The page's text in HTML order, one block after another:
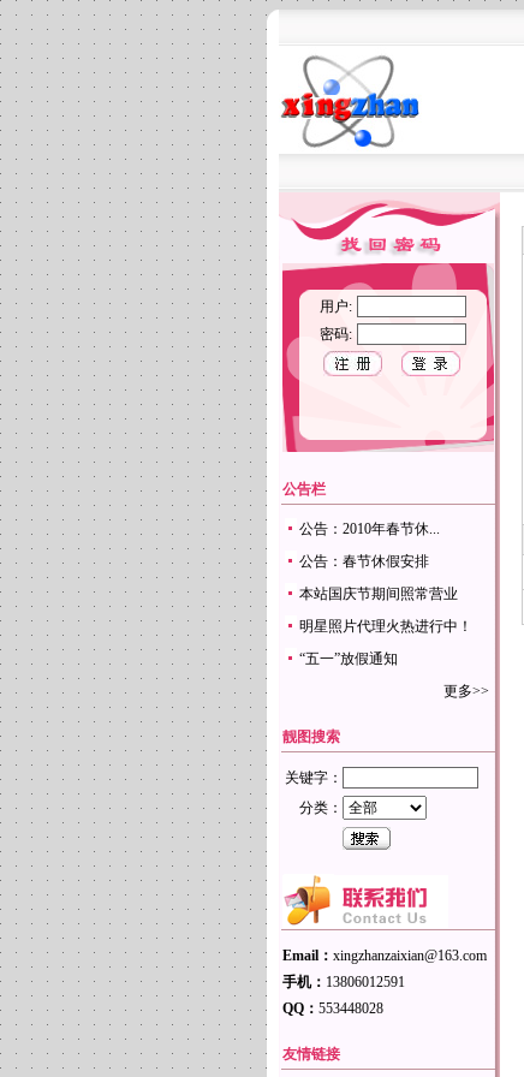
用户:
密码:
公告栏
公告：2010年春节休...
公告：春节休假安排
本站国庆节期间照常营业
明星照片代理火热进行中！
“五一”放假通知
更多>>
靓图搜索
关键字：
分类：
Email： xingzhanzaixian@163.com
手机： 13806012591
QQ： 553448028
友情链接